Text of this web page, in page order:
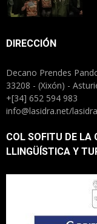
DIRECCIÓN
Decano Prendes
33208 - (Xixón) -
+[34] 652 594 983
info@lasidra.net/lasidra
COL SOFITU DE LA
LLINGÜÍSTICA Y